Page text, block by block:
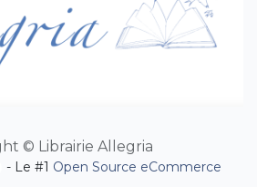
© Librairie Allegria
- Le #1 Open Source eCommerce